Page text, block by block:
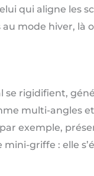
qui aligne les
mode hiver, là
se rigidifient,
multi-angles
exemple,
griffe : elle